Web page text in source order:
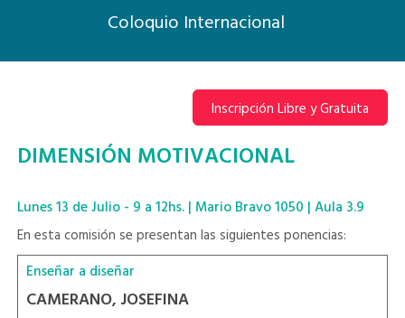
Coloquio Internacional
Inscripción Libre y Gratuita
DIMENSIÓN MOTIVACIONAL
Lunes 13 de Julio - 9 a 12hs. | Mario Bravo 1050 | Aula 3.9
En esta comisión se presentan las siguientes ponencias:
Enseñar a diseñar
CAMERANO, JOSEFINA